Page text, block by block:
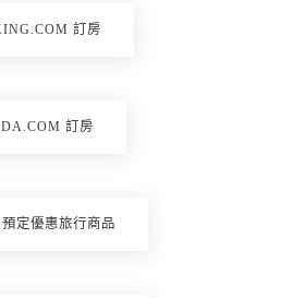
訂房
訂房
定優惠旅行商品